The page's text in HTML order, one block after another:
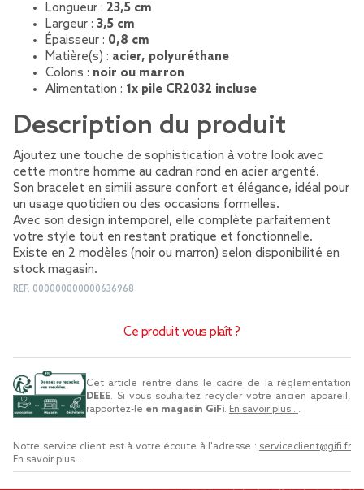
Longueur : 23,5 cm
Largeur : 3,5 cm
Épaisseur : 0,8 cm
Matière(s) : acier, polyuréthane
Coloris : noir ou marron
Alimentation : 1x pile CR2032 incluse
Description du produit
Ajoutez une touche de sophistication à votre look avec
cette montre homme au cadran rond en acier argenté.
Son bracelet en simili assure confort et élégance, idéal pour
un usage quotidien ou des occasions formelles.
Avec son design intemporel, elle complète parfaitement
votre style tout en restant pratique et fonctionnelle.
Existe en 2 modèles (noir ou marron) selon disponibilité en
stock magasin.
REF. 000000000000636968
Ce produit vous plaît ?
Cet article rentre dans le cadre de la réglementation
DEEE. Si vous souhaitez recycler votre ancien appareil,
rapportez-le en magasin GiFi. En savoir plus....
Notre service client est à votre écoute à l'adresse : serviceclient@gifi.fr
En savoir plus...